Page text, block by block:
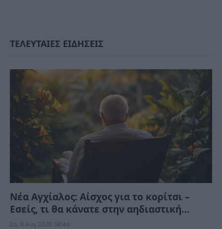
ΤΕΛΕΥΤΑΙΕΣ ΕΙΔΗΣΕΙΣ
Νέα Αγχίαλος: Αίσχος για το κορίτσι –
Εσείς, τι θα κάνατε στην αηδιαστική
υπόθεση με τον γείτονα αν ήταν η δική
Σα, 8 Αυγ 2026 08:46